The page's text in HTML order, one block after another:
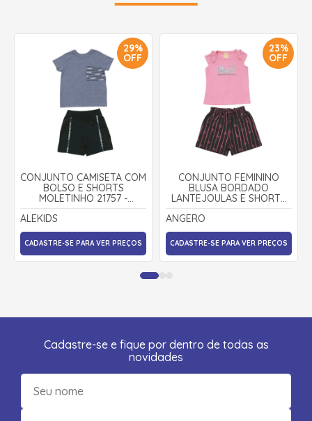
29%
OFF
CONJUNTO CAMISETA COM
BOLSO E SHORTS
MOLETINHO 21757 -
ALEKIDS
ALEKIDS
CADASTRE-SE PARA VER PREÇOS
23%
OFF
CONJUNTO FEMININO
BLUSA BORDADO
LANTEJOULAS E SHORTS
MOLETINHO 27792 -
ANGERO
CADASTRE-SE PARA VER PREÇOS
Cadastre-se e fique por dentro de todas as
novidades